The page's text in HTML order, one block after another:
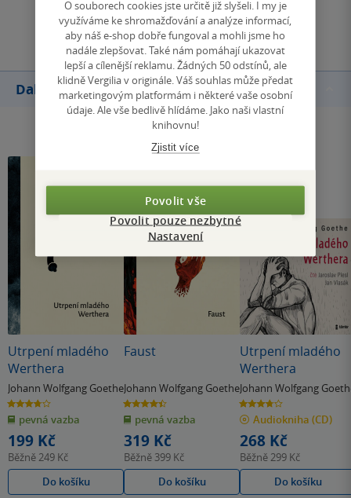
Přidat hodnocení
Další knihy autora
Utrpení mladého
Werthera
Johann Wolfgang Goethe
3.7
z
5
hvězdiček
pevná vazba
199 Kč
Běžně249 Kč
Do košíku
Faust
Johann Wolfgang Goethe
4.4
z
5
hvězdiček
pevná vazba
319 Kč
Běžně 399 Kč
Do košíku
Utrpení mladého
Werthera
Johann Wolfgang
3.7
z
5
hvězdiček
Audiokniha (CD)
268 Kč
Běžně299 Kč
Do košíku
O souborech cookies jste určitě již slyšeli. I my je
využíváme ke shromažďování a analýze informací,
aby náš e-shop dobře fungoval a mohli jsme ho
nadále zlepšovat. Také nám pomáhají ukazovat
lepší a cílenější reklamu. Žádných 50 odstínů, ale
klidně Vergilia v originále. Váš souhlas může předat
marketingovým platformám i některé vaše osobní
údaje. Ale vše bedlivě hlídáme. Jako naši vlastní
knihovnu!
Zjistit více
Povolit vše
Povolit pouze nezbytné
Nastavení